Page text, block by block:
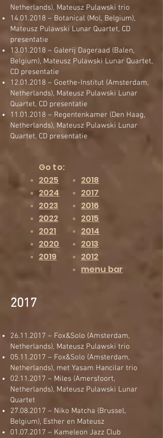
Netherlands), Mateusz Pulawski trio
14.01.2018 – Botanical (Mol, Belgium),
Mateusz Pulawski Lunar Quartet, CD
presentatie
13.01.2018 – Galerij Dageraad (Balen,
Belgium), Mateusz Pulawski Lunar Quartet,
CD presentatie
12.01.2018 – Goethe-Institut (Amsterdam,
Netherlands), Mateusz Pulawski Lunar
Quartet, CD presentatie
11.01.2018 – Regentenkamer (Den Haag,
Netherlands), Mateusz Pulawski Lunar
Quartet, CD presentatie
Go to:
2025
2024
2023
2022
2021
2020
2019
2018
2017
2016
2015
2014
2013
2012
menu bar
2017
26.11.2017 – Fox&Solo (Amsterdam,
Netherlands), Mateusz Pulawski trio
05.11.2017 – Fox&Solo (Amsterdam,
Netherlands), met Yasam Hancilar trio
02.11.2017 – Miles (Amersfoort,
Netherlands), Mateusz Pulawski Lunar
Quartet
27.08.2017 – Niko Matcha (Brussel,
Belgium), Esther en Mateusz
01.07.2017 – Kameleon Jazz Club